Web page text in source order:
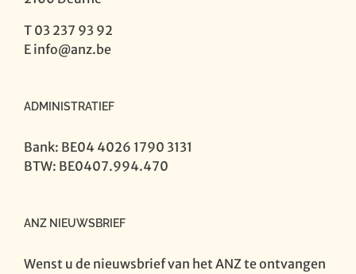
T 03 237 93 92
E info@anz.be
ADMINISTRATIEF
Bank: BE04 4026 1790 3131
BTW: BE0407.994.470
ANZ NIEUWSBRIEF
Wenst u de nieuwsbrief van het ANZ te ontvangen